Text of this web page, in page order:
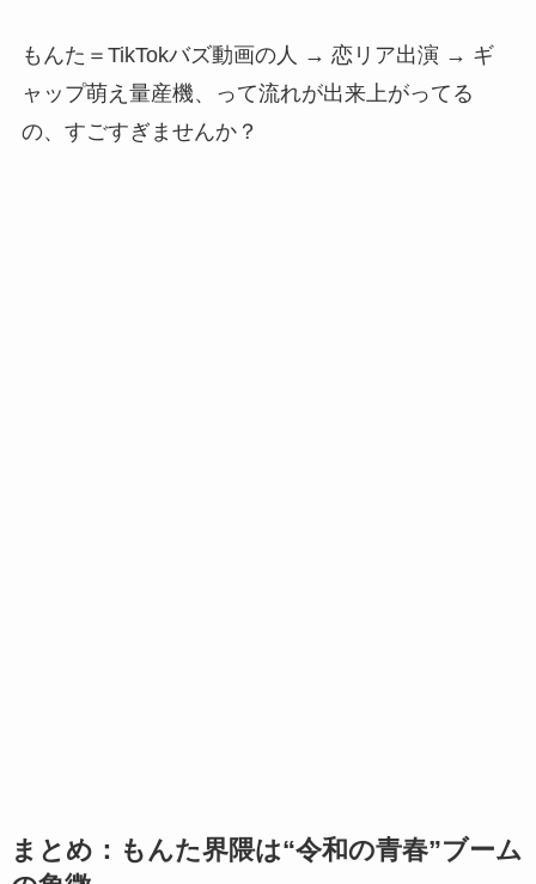
もんた＝TikTokバズ動画の人 → 恋リア出演 → ギ
ャップ萌え量産機、って流れが出来上がってる
の、すごすぎませんか？
まとめ：もんた界隈は“令和の青春”ブーム